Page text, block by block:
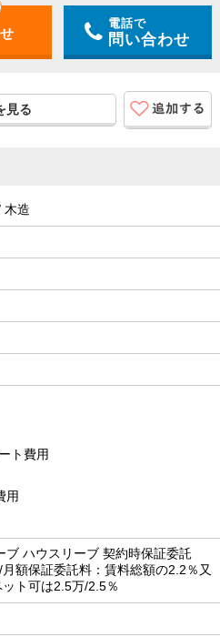
電話で
問い合わせ
見る
木造
ト費用
用
ブ ハウスリーブ 契約時保証委託
額保証委託料：賃料総額の2.2％又
ト可は2.5万/2.5％